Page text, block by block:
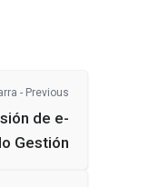
- Previous
de e-
Gestión